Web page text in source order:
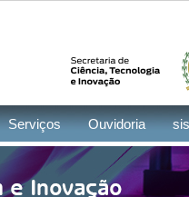
Serviços Ouvidoria